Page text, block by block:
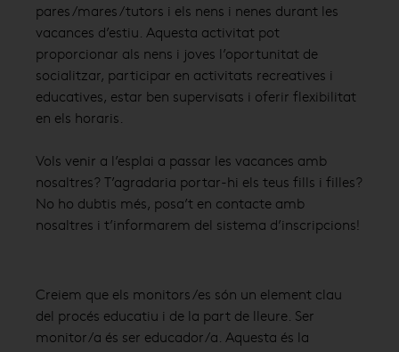
pares/mares/tutors i els nens i nenes durant les
vacances d’estiu. Aquesta activitat pot
proporcionar als nens i joves l’oportunitat de
socialitzar, participar en activitats recreatives i
educatives, estar ben supervisats i oferir flexibilitat
en els horaris.
Vols venir a l’esplai a passar les vacances amb
nosaltres? T’agradaria portar-hi els teus fills i filles?
No ho dubtis més, posa’t en contacte amb
nosaltres i t’informarem del sistema d’inscripcions!
Creiem que els monitors/es són un element clau
del procés educatiu i de la part de lleure. Ser
monitor/a és ser educador/a. Aquesta és la